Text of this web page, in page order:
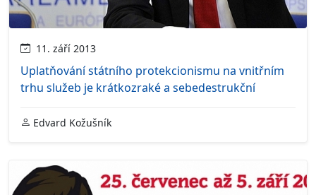
11. září 2013
Uplatňování státního protekcionismu na vnitřním
trhu služeb je krátkozraké a sebedestrukční
Edvard Kožušník